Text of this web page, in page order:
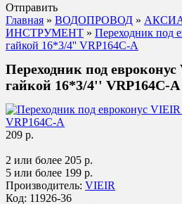
Отправить
Главная » ВОДОПРОВОД »
ИНСТРУМЕНТ » Переходник под
гайкой 16*3/4'' VRP164C-A
Переходник под
гайкой 16*3/4'' VRP164C-A
209 р.
2 или более 205 р.
5 или более 199 р.
Производитель: VIEIR
Код: 11926-36